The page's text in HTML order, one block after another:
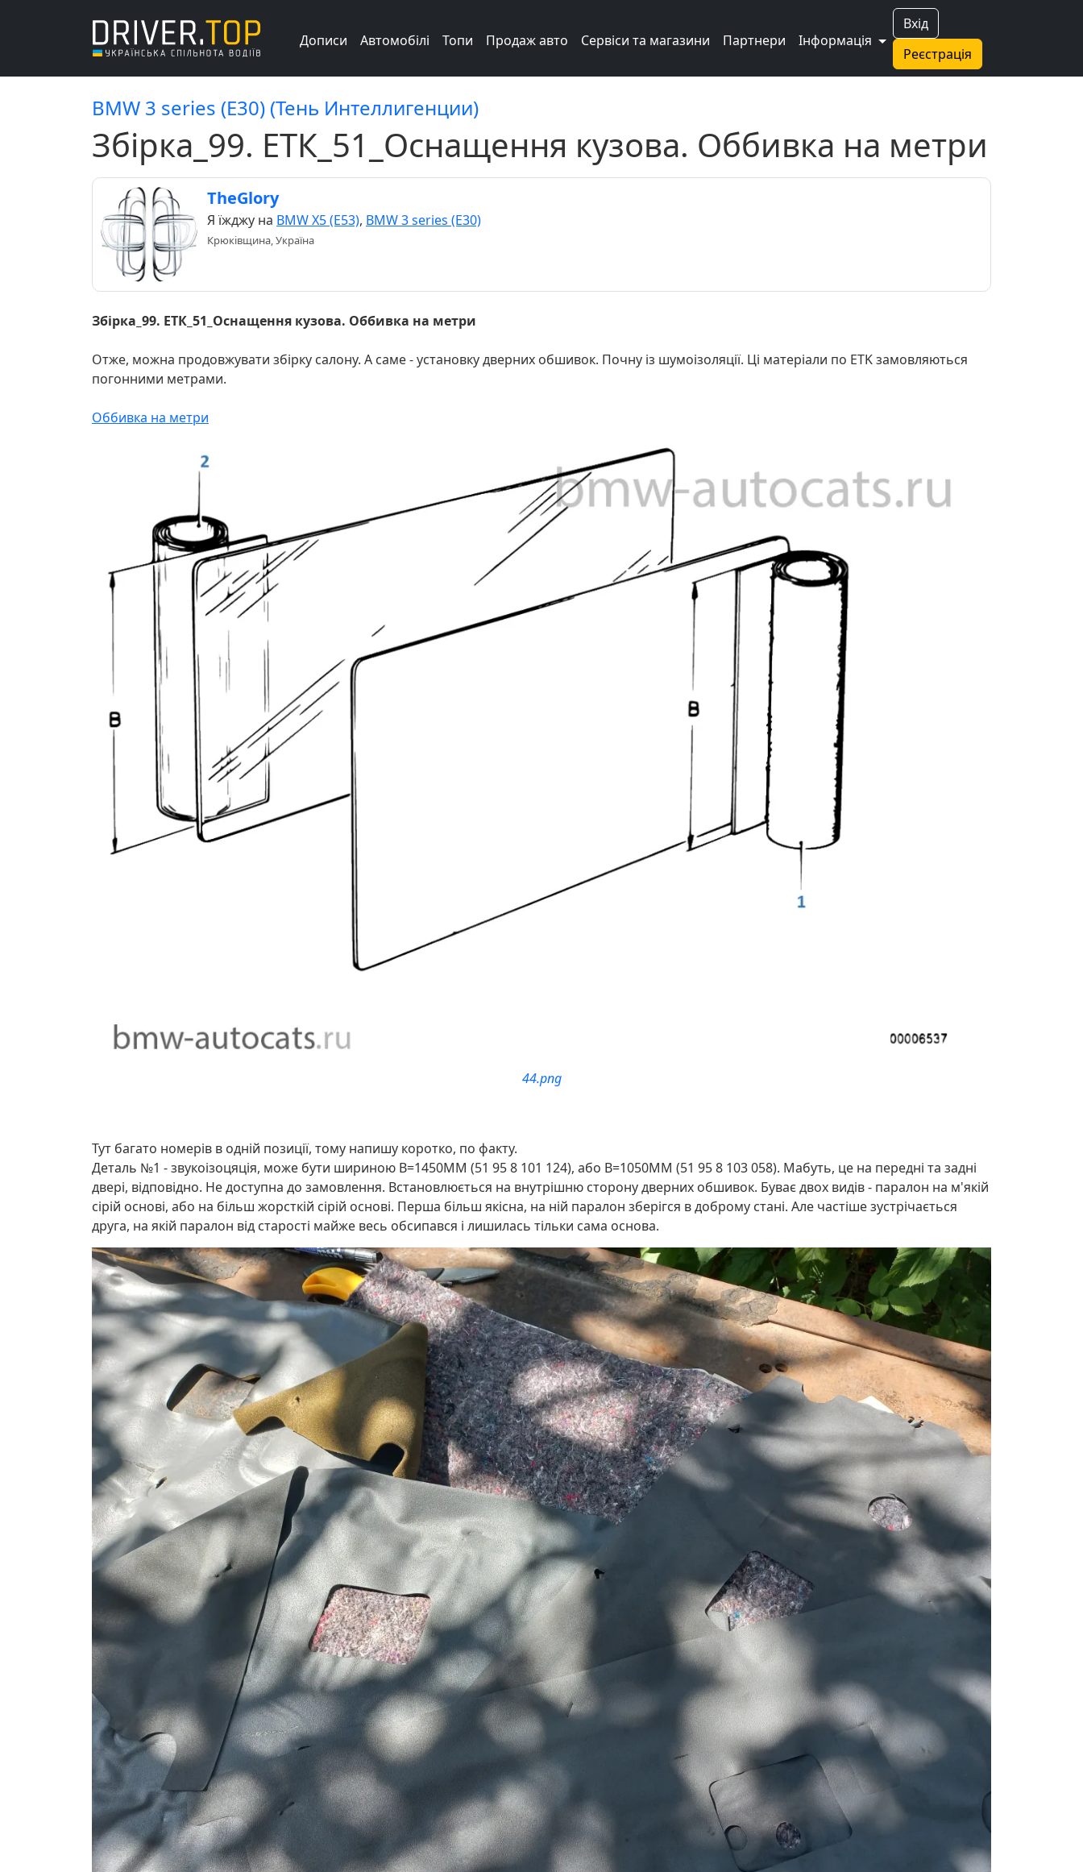
Вхід
Реєстрація
Дописи Автомобілі Топи Продаж авто Сервіси та магазини Партнери Інформація
BMW 3 series (E30) (Тень Интеллигенции)
Збірка_99. ЕТК_51_Оснащення кузова. Оббивка на метри
TheGlory
Я їжджу на BMW X5 (E53), BMW 3 series (E30)
Крюківщина, Україна
Збірка_99. ЕТК_51_Оснащення кузова. Оббивка на метри
Отже, можна продовжувати збірку салону. А саме - установку дверних обшивок. Почну із шумоізоляції. Ці матеріали по ETK замовляються
погонними метрами.
Оббивка на метри
44.png
Тут багато номерів в одній позиції, тому напишу коротко, по факту.
Деталь №1 - звукоізоцяція, може бути шириною B=1450MM (51 95 8 101 124), або B=1050MM (51 95 8 103 058). Мабуть, це на передні та задні
двері, відповідно. Не доступна до замовлення. Встановлюється на внутрішню сторону дверних обшивок. Буває двох видів - паралон на м'якій
сірій основі, або на більш жорсткій сірій основі. Перша більш якісна, на ній паралон зберігся в доброму стані. Але частіше зустрічається
друга, на якій паралон від старості майже весь обсипався і лишилась тільки сама основа.